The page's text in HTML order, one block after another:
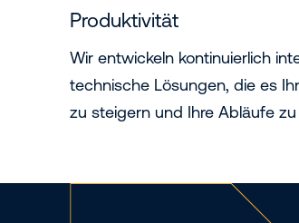
Produktivität
Wir entwickeln kontinuierlich
technische Lösungen, die es
zu steigern und Ihre Abläufe